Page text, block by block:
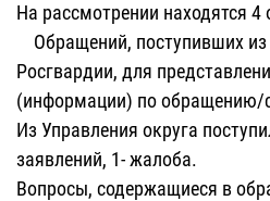
На рассмотрении находятся
Обращений, поступивших из
Росгвардии, для
(информации) по обращению/
Из Управления округа
заявлений, 1- жалоба.
Вопросы, содержащиеся в